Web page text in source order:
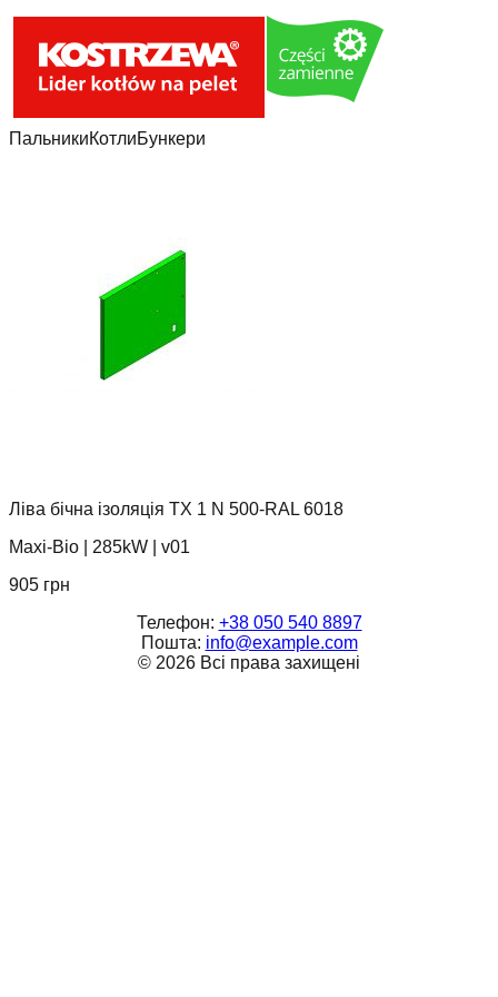
ПальникиКотлиБункери
Ліва бічна ізоляція TX 1 N 500-RAL 6018
Maxi-Bio
285kW
v01
905 грн
Телефон: +38 050 540 8897
Пошта: info@example.com
© 2026 Всі права захищені